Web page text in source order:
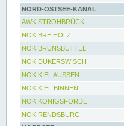
NORD-OSTSEE-KANAL
AWK STROHBRÜCK
NOK BREIHOLZ
NOK BRUNSBÜTTEL
NOK DÜKERSWISCH
NOK KIEL AUSSEN
NOK KIEL BINNEN
NOK KÖNIGSFÖRDE
NOK RENDSBURG